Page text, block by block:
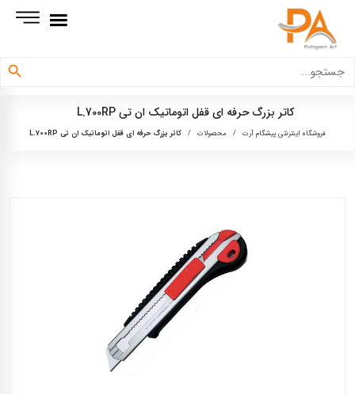
برای:
دکمه جستجو
کاتر بزرگ حرفه ای قفل اتوماتیک ان تی L.700RP
فروشگاه اینترنتی پیشگام آرت / محصولات / کاتر بزرگ حرفه ای قفل اتوماتیک ان تی L.700RP